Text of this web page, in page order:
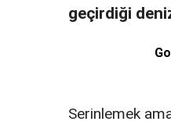
geçirdiği
Serinlemek